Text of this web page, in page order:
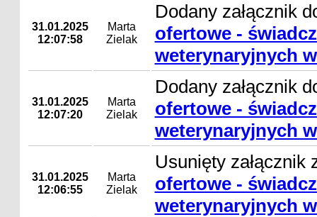
31.01.2025
12:07:58
Marta
Zielak
Dodany załącznik
ofertowe -
weterynaryjnych
31.01.2025
12:07:20
Marta
Zielak
Dodany załącznik
ofertowe -
weterynaryjnych
31.01.2025
12:06:55
Marta
Zielak
Usunięty załącznik
ofertowe -
weterynaryjnych